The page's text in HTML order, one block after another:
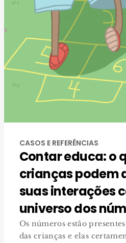
CASOS E REFERÊNCIAS
Contar educa: o
crianças podem
suas interações
universo dos
Os números estão
das crianças e elas